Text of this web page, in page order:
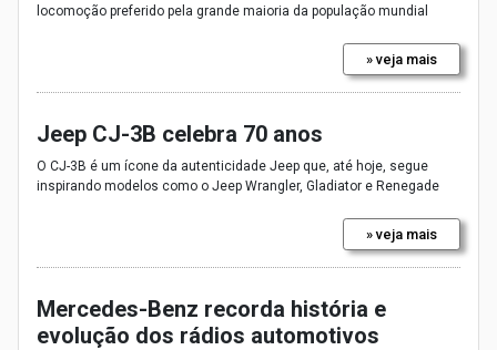
locomoção preferido pela grande maioria da população mundial
» veja mais
Jeep CJ-3B celebra 70 anos
O CJ-3B é um ícone da autenticidade Jeep que, até hoje, segue
inspirando modelos como o Jeep Wrangler, Gladiator e Renegade
» veja mais
Mercedes-Benz recorda história e
evolução dos rádios automotivos